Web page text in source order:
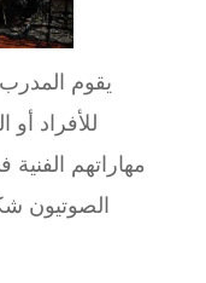
يقوم
للأفراد
مهاراتهم
الصوتيون